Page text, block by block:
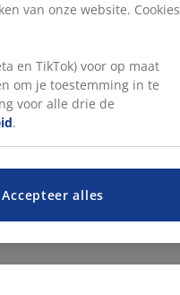
van onze website. Cookies
en TikTok) voor op maat
om je toestemming in te
voor alle drie de
.
Accepteer alles